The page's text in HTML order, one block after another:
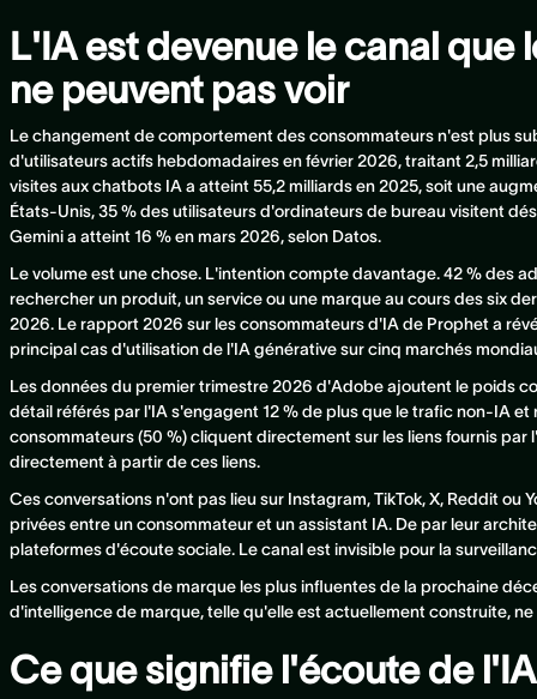
L'IA est devenue le canal que
ne peuvent pas voir
Le changement de comportement des consommateurs n'est plus
d'utilisateurs actifs hebdomadaires en février 2026, traitant 2,5
visites aux chatbots IA a atteint 55,2 milliards en 2025, soit une
États-Unis, 35 % des utilisateurs d'ordinateurs de bureau visitent
Gemini a atteint 16 % en mars 2026, selon Datos.
Le volume est une chose. L'intention compte davantage. 42 % des
rechercher un produit, un service ou une marque au cours des six
2026. Le rapport 2026 sur les consommateurs d'IA de Prophet a
principal cas d'utilisation de l'IA générative sur cinq marchés
Les données du premier trimestre 2026 d'Adobe ajoutent le poids
détail référés par l'IA s'engagent 12 % de plus que le trafic non-IA et
consommateurs (50 %) cliquent directement sur les liens fournis
directement à partir de ces liens.
Ces conversations n'ont pas lieu sur Instagram, TikTok, X, Reddit ou
privées entre un consommateur et un assistant IA. De par leur
plateformes d'écoute sociale. Le canal est invisible pour la
Les conversations de marque les plus influentes de la prochaine
d'intelligence de marque, telle qu'elle est actuellement construite, ne
Ce que signifie l'écoute de l'IA